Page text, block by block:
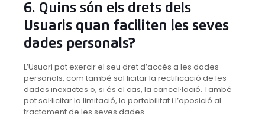
6. Quins són els drets dels
Usuaris quan faciliten les seves
dades personals?
L’Usuari pot exercir el seu dret d’accés a les dades
personals, com també sol·licitar la rectificació de les
dades inexactes o, si és el cas, la cancel·lació. També
pot sol·licitar la limitació, la portabilitat i l’oposició al
tractament de les seves dades.